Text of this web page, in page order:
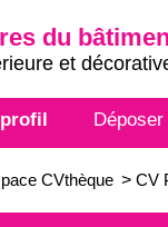
du
et
CVthèque > CV